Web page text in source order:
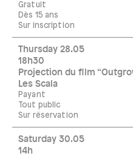
Gratuit
Dès 15 ans
Sur inscription
Thursday 28.05
18h30
Projection du film
Les Scala
Payant
Tout public
Sur réservation
Saturday 30.05
14h